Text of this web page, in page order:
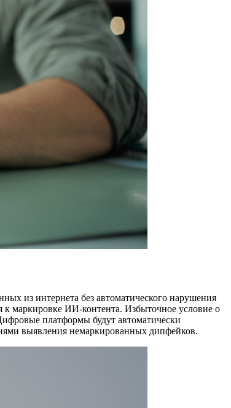
из интернета без автоматического нарушения
к маркировке ИИ-контента. Избыточное условие о
платформы будут автоматически
выявления немаркированных дипфейков.